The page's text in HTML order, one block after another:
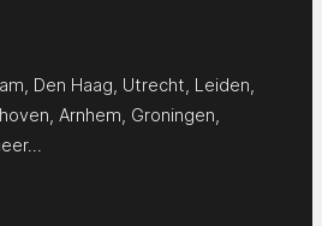
Den Haag Utrecht Leiden
Arnhem Groningen